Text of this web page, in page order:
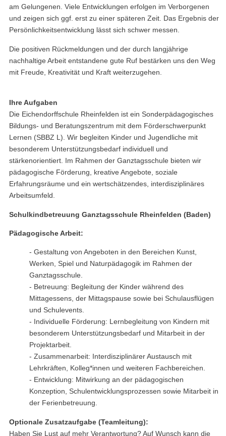
am Gelungenen. Viele Entwicklungen erfolgen im Verborgenen
und zeigen sich ggf. erst zu einer späteren Zeit. Das Ergebnis der
Persönlichkeitsentwicklung lässt sich schwer messen.
Die positiven Rückmeldungen und der durch langjährige
nachhaltige Arbeit entstandene gute Ruf bestärken uns den Weg
mit Freude, Kreativität und Kraft weiterzugehen.
Ihre Aufgaben
Die Eichendorffschule Rheinfelden ist ein Sonderpädagogisches
Bildungs- und Beratungszentrum mit dem Förderschwerpunkt
Lernen (SBBZ L). Wir begleiten Kinder und Jugendliche mit
besonderem Unterstützungsbedarf individuell und
stärkenorientiert. Im Rahmen der Ganztagsschule bieten wir
pädagogische Förderung, kreative Angebote, soziale
Erfahrungsräume und ein wertschätzendes, interdisziplinäres
Arbeitsumfeld.
Schulkindbetreuung Ganztagsschule Rheinfelden (Baden)
Pädagogische Arbeit:
- Gestaltung von Angeboten in den Bereichen Kunst,
Werken, Spiel und Naturpädagogik im Rahmen der
Ganztagsschule.
- Betreuung: Begleitung der Kinder während des
Mittagessens, der Mittagspause sowie bei Schulausflügen
und Schulevents.
- Individuelle Förderung: Lernbegleitung von Kindern mit
besonderem Unterstützungsbedarf und Mitarbeit in der
Projektarbeit.
- Zusammenarbeit: Interdisziplinärer Austausch mit
Lehrkräften, Kolleg*innen und weiteren Fachbereichen.
- Entwicklung: Mitwirkung an der pädagogischen
Konzeption, Schulentwicklungsprozessen sowie Mitarbeit in
der Ferienbetreuung.
Optionale Zusatzaufgabe (Teamleitung):
Haben Sie Lust auf mehr Verantwortung? Auf Wunsch kann die